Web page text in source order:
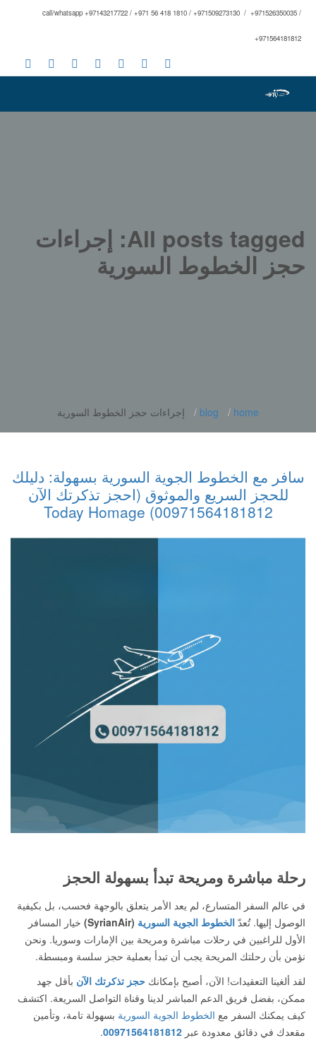
call/whatsapp +97143217722 / +971 56 418 1810 / +971509273130 / +971526350035 /
+971564181812
All posts tagged: إجراءات
حجز الخطوط السورية
home
blog إجراءات حجز الخطوط السورية
سافر مع الخطوط الجوية السورية بسهولة: دليلك
للحجز السريع والموثوق (احجز تذكرتك الآن
00971564181812) Today Homage
رحلة مباشرة ومريحة تبدأ بسهولة الحجز
في عالم السفر المتسارع، لم يعد الأمر يتعلق بالوجهة فحسب، بل بكيفية
الوصول إليها. تُعدّ الخطوط الجوية السورية (SyrianAir)
خيار المسافر
الأول للراغبين في رحلات مباشرة ومريحة بين الإمارات وسوريا. ونحن
نؤمن بأن رحلتك المريحة يجب أن تبدأ بعملية حجز سلسة ومبسطة.
لقد ألغينا التعقيدات! الآن، أصبح بإمكانك حجز تذكرتك الآن بأقل جهد
ممكن، بفضل فريق الدعم المباشر لدينا وقناة التواصل السريعة. اكتشف
كيف يمكنك السفر مع الخطوط الجوية السورية بسهولة تامة، وتأمين
مقعدك في دقائق معدودة عبر 00971564181812
.